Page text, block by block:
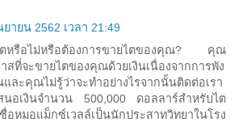
ยายน 2562 เวลา 21:49
ตหรือไม่หรือต้องการขายไตของคุณ? คุณ
สที่จะขายไตของคุณด้วยเงินเนื่องจากการพัง
และคุณไม่รู้ว่าจะทำอย่างไรจากนั้นติดต่อเรา
สนอเงินจำนวน 500,000 ดอลลาร์สำหรับไต
อแม็กซ์เวลล์เป็นนักประสาทวิทยาในโรง